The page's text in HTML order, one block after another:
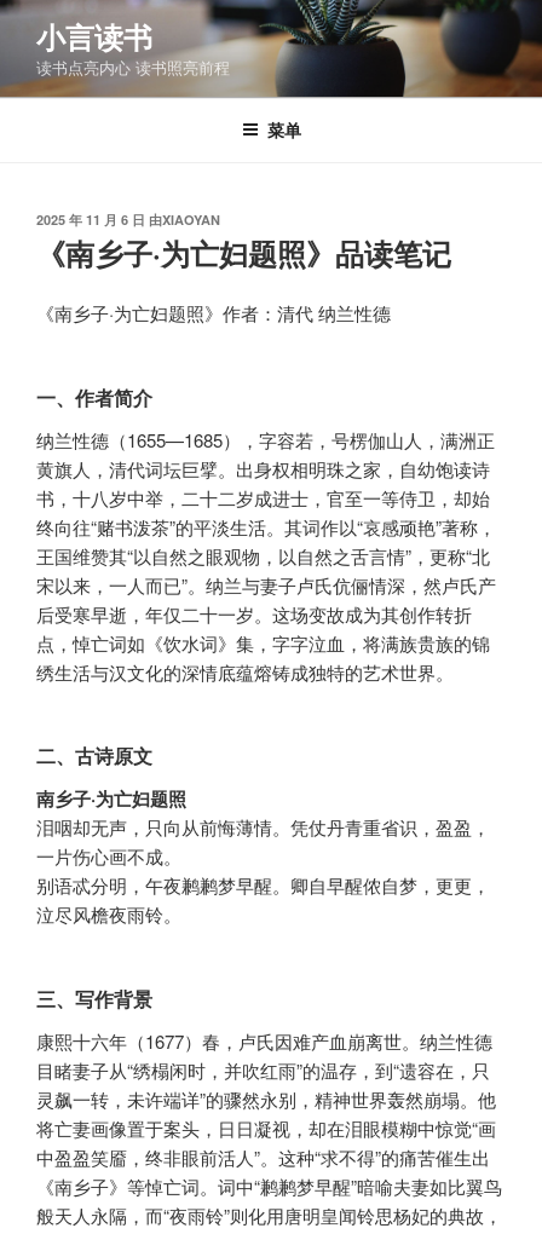
跳
容
小言读书
读书点亮内心 读书照亮前程
菜单
发
2025 年 11 月 6 日 由XIAOYAN
《南乡子·为亡妇题照》品读笔记
《南乡子·为亡妇题照》作者：清代 纳兰性德
一、作者简介
纳兰性德（1655—1685），字容若，号楞伽山人，满洲正
黄旗人，清代词坛巨擘。出身权相明珠之家，自幼饱读诗
书，十八岁中举，二十二岁成进士，官至一等侍卫，却始
终向往“赌书泼茶”的平淡生活。其词作以“哀感顽艳”著称，
王国维赞其“以自然之眼观物，以自然之舌言情”，更称“北
宋以来，一人而已”。纳兰与妻子卢氏伉俪情深，然卢氏产
后受寒早逝，年仅二十一岁。这场变故成为其创作转折
点，悼亡词如《饮水词》集，字字泣血，将满族贵族的锦
绣生活与汉文化的深情底蕴熔铸成独特的艺术世界。
二、古诗原文
南乡子·为亡妇题照
泪咽却无声，只向从前悔薄情。凭仗丹青重省识，盈盈，
一片伤心画不成。
别语忒分明，午夜鹣鹣梦早醒。卿自早醒侬自梦，更更，
泣尽风檐夜雨铃。
三、写作背景
康熙十六年（1677）春，卢氏因难产血崩离世。纳兰性德
目睹妻子从“绣榻闲时，并吹红雨”的温存，到“遗容在，只
灵飙一转，未许端详”的骤然永别，精神世界轰然崩塌。他
将亡妻画像置于案头，日日凝视，却在泪眼模糊中惊觉“画
中盈盈笑靥，终非眼前活人”。这种“求不得”的痛苦催生出
《南乡子》等悼亡词。词中“鹣鹣梦早醒”暗喻夫妻如比翼鸟
般天人永隔，而“夜雨铃”则化用唐明皇闻铃思杨妃的典故，